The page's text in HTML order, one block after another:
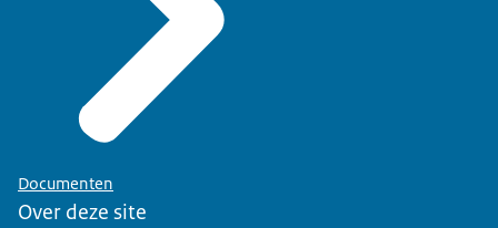
Documenten
Over deze site